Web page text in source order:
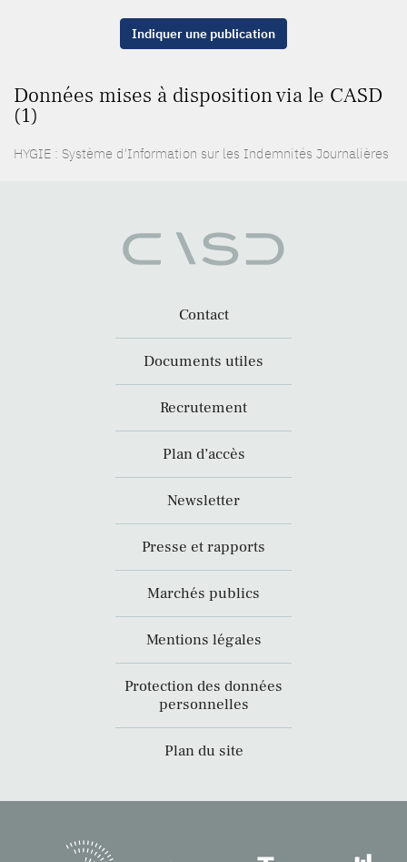
Indiquer une publication
Données mises à disposition via le CASD
(1)
HYGIE : Système d'Information sur les Indemnités Journalières
Contact
Documents utiles
Recrutement
Plan d’accès
Newsletter
Presse et rapports
Marchés publics
Mentions légales
Protection des données
personnelles
Plan du site